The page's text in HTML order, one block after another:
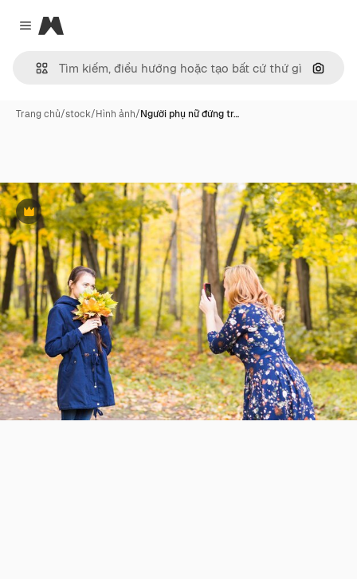
Close menu
Magnific
Tìm
Trang chủ/stock/Hình ảnh/Người phụ nữ đứng tr…
Phần thưởng